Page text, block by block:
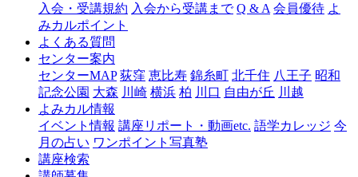
入会・受講規約 入会から受講まで Q & A 会員優待 よ
みカルポイント
よくある質問
センター案内
センターMAP 荻窪 恵比寿 錦糸町 北千住 八王子 昭和
記念公園 大森 川崎 横浜 柏 川口 自由が丘 川越
よみカル情報
イベント情報 講座リポート・動画etc. 語学カレッジ 今
月の占い ワンポイント写真塾
講座検索